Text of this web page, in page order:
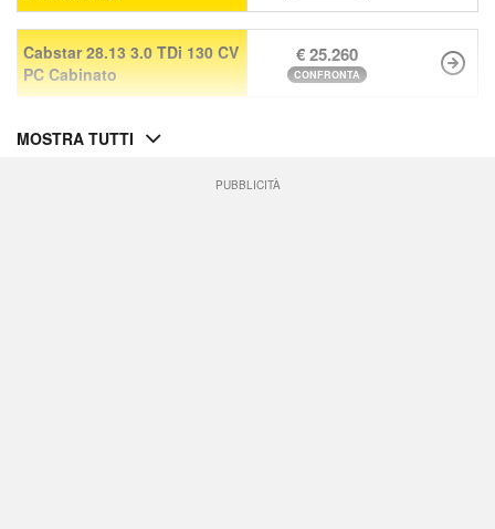
Cabstar 28.13 3.0 TDi 130 CV
PC Cabinato
€ 25.260
CONFRONTA
MOSTRA TUTTI
PUBBLICITÀ